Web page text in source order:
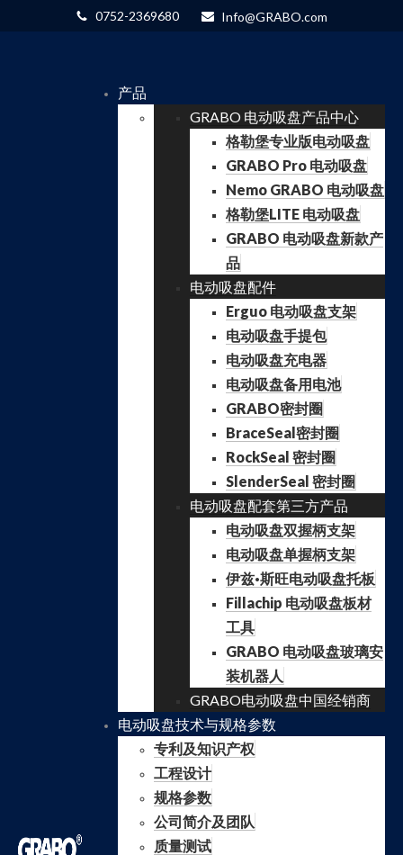
0752-2369680 Info@GRABO.com
产品
GRABO 电动吸盘产品中心
格勒堡专业版电动吸盘
GRABO Pro 电动吸盘
Nemo GRABO 电动吸盘
格勒堡LITE 电动吸盘
GRABO 电动吸盘新款产
品
电动吸盘配件
Erguo 电动吸盘支架
电动吸盘手提包
电动吸盘充电器
电动吸盘备用电池
GRABO密封圈
BraceSeal密封圈
RockSeal 密封圈
SlenderSeal 密封圈
电动吸盘配套第三方产品
电动吸盘双握柄支架
电动吸盘单握柄支架
伊兹·斯旺电动吸盘托板
Fillachip 电动吸盘板材
工具
GRABO 电动吸盘玻璃安
装机器人
GRABO电动吸盘中国经销商
电动吸盘技术与规格参数
专利及知识产权
工程设计
规格参数
公司简介及团队
质量测试